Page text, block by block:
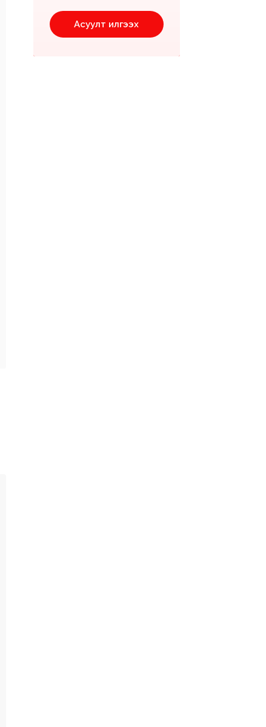
Асуулт илгээх